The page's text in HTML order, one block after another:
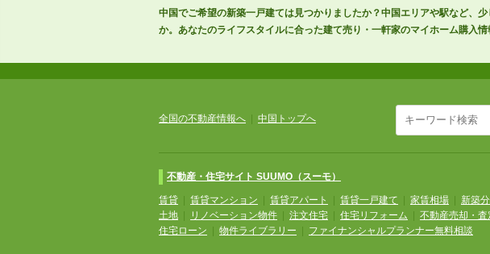
中国でご希望の新築一戸建ては見つかりましたか？中国エリアや駅など、
か。あなたのライフスタイルに合った建て売り・一軒家のマイホーム購入情
全国の不動産情報へ 中国トップへ
不動産・住宅サイト SUUMO（スーモ）
賃貸 賃貸マンション 賃貸アパート 賃貸一戸建て 家賃相場 新築
土地
リノベーション物件 注文住宅 住宅リフォーム 不動産売却・査
住宅ローン
物件ライブラリー ファイナンシャルプランナー無料相談